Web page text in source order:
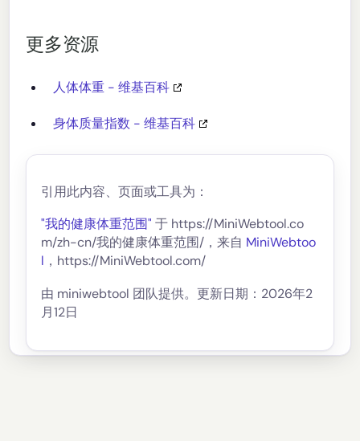
更多资源
人体体重 - 维基百科
身体质量指数 - 维基百科
引用此内容、页面或工具为：
"我的健康体重范围" 于 https://MiniWebtool.co
m/zh-cn/我的健康体重范围/，来自 MiniWebtoo
l ，https://MiniWebtool.com/
由 miniwebtool 团队提供。更新日期：2026年2
月12日